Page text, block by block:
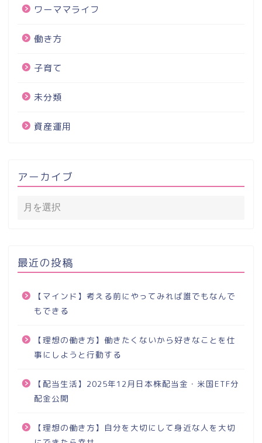
ワーママライフ
働き方
子育て
未分類
資産運用
アーカイブ
最近の投稿
【マインド】考える前にやってみれば誰でもなんで
もできる
【理想の働き方】働きたくないから好きなことを仕
事にしようと行動する
【配当生活】2025年12月日本株配当金・米国ETF分
配金公開
【理想の働き方】自分を大切にして身近な人を大切